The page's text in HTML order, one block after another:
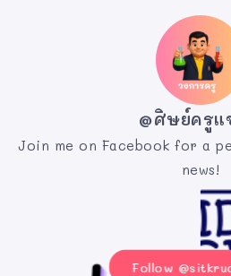
@ศิษย์ครูแ
Join me on Facebook for a
news!
Follow